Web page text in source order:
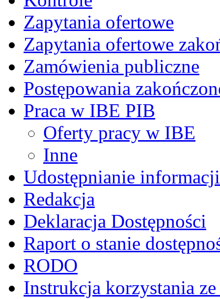
Zapytania ofertowe
Zapytania ofertowe
Zamówienia publiczne
Postępowania
Praca w IBE PIB
Oferty pracy w IBE
Inne
Udostępnianie informacji
Redakcja
Deklaracja Dostępności
Raport o stanie
RODO
Instrukcja korzystania